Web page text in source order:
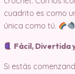
cuadrito es como
única como tú.
Fácil, Divertida
Si estás